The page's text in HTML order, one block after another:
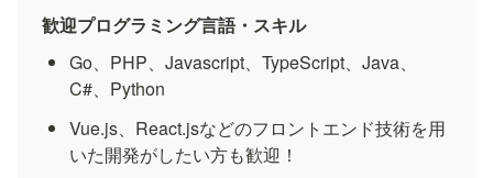
歓迎プログラミング言語・スキル
Go、PHP、Javascript、TypeScript、Java、
C#、Python
Vue.js、React.jsなどのフロントエンド技術を用
いた開発がしたい方も歓迎！